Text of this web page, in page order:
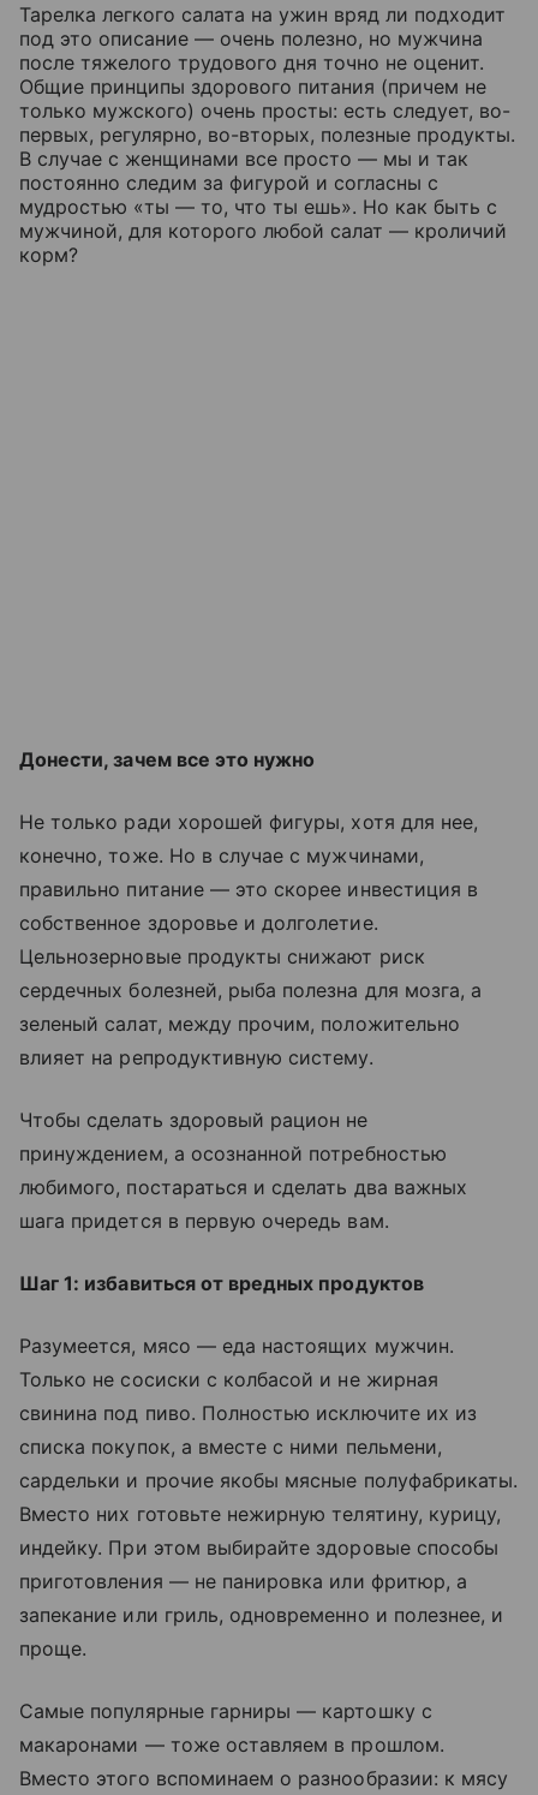
Тарелка легкого салата на ужин вряд ли подходит
под это описание — очень полезно, но мужчина
после тяжелого трудового дня точно не оценит.
Общие принципы здорового питания (причем не
только мужского) очень просты: есть следует, во-
первых, регулярно, во-вторых, полезные продукты.
В случае с женщинами все просто — мы и так
постоянно следим за фигурой и согласны с
мудростью «ты — то, что ты ешь». Но как быть с
мужчиной, для которого любой салат — кроличий
корм?
Донести, зачем все это нужно
Не только ради хорошей фигуры, хотя для нее,
конечно, тоже. Но в случае с мужчинами,
правильно питание — это скорее инвестиция в
собственное здоровье и долголетие.
Цельнозерновые продукты снижают риск
сердечных болезней, рыба полезна для мозга, а
зеленый салат, между прочим, положительно
влияет на репродуктивную систему.
Чтобы сделать здоровый рацион не
принуждением, а осознанной потребностью
любимого, постараться и сделать два важных
шага придется в первую очередь вам.
Шаг 1: избавиться от вредных продуктов
Разумеется, мясо — еда настоящих мужчин.
Только не сосиски с колбасой и не жирная
свинина под пиво. Полностью исключите их из
списка покупок, а вместе с ними пельмени,
сардельки и прочие якобы мясные полуфабрикаты.
Вместо них готовьте нежирную телятину, курицу,
индейку. При этом выбирайте здоровые способы
приготовления — не панировка или фритюр, а
запекание или гриль, одновременно и полезнее, и
проще.
Самые популярные гарниры — картошку с
макаронами — тоже оставляем в прошлом.
Вместо этого вспоминаем о разнообразии: к мясу